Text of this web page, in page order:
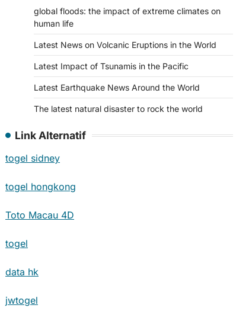
global floods: the impact of extreme climates on
human life
Latest News on Volcanic Eruptions in the World
Latest Impact of Tsunamis in the Pacific
Latest Earthquake News Around the World
The latest natural disaster to rock the world
Link Alternatif
togel sidney
togel hongkong
Toto Macau 4D
togel
data hk
jwtogel